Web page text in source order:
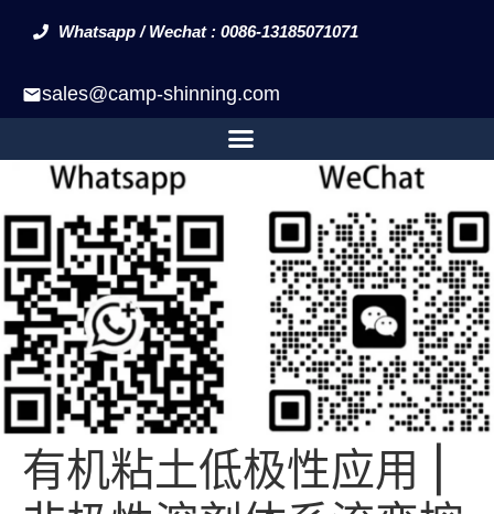
Whatsapp / Wechat : 0086-13185071071
sales@camp-shinning.com
有机粘土低极性应用 |